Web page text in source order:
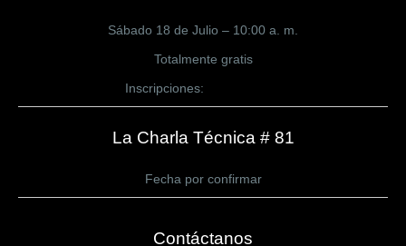
Sábado 18 de Julio – 10:00 a. m.
Totalmente gratis
Inscripciones:
La Charla Técnica # 81
Fecha por confirmar
Contáctanos